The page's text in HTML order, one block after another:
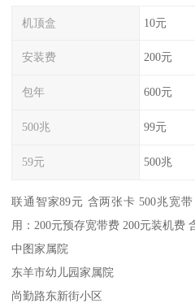
机顶盒 10元
安装费 200元
包年 600元
500兆 99元
59元 500兆
联通智家89元 含两张卡 500兆宽
用：200元预存宽带费 200元装机费
中图家属院
东羊市幼儿园家属院
尚勤路东新街小区